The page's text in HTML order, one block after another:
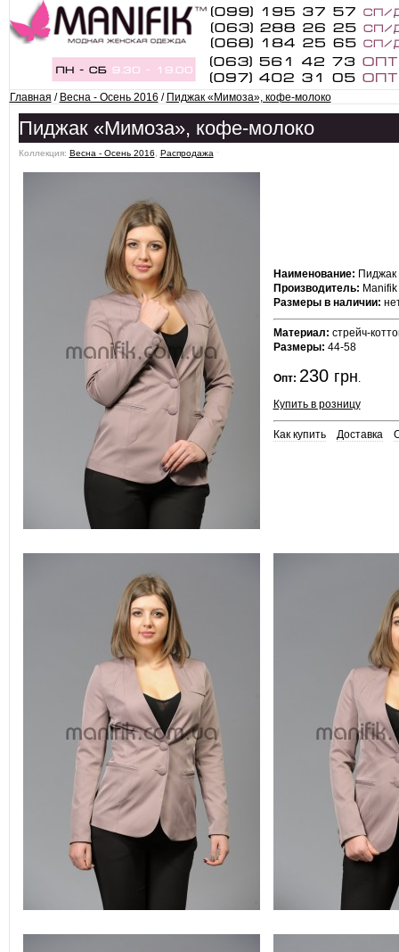
Главная / Весна - Осень 2016 / Пиджак «Мимоза», кофе-молоко
Пиджак «Мимоза», кофе-молоко
Коллекция: Весна - Осень 2016 Распродажа ˑ
Наименование:
Производитель: Manifik
Размеры в наличии:
Материал: стрейч-
Размеры: 44-58
Опт: 230 грн.
Купить в розницу
Как купить Доставка